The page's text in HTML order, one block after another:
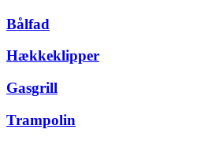
Bålfad
Hækkeklipper
Gasgrill
Trampolin